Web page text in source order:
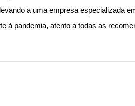
a uma empresa especializada
à pandemia, atento a todas as